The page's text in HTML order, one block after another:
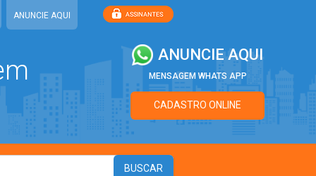
ANUNCIE AQUI
ANUNCIE AQUI
MENSAGEM WHATS APP
CADASTRO ONLINE